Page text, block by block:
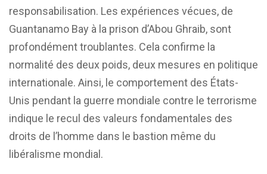
responsabilisation. Les expériences vécues, de
Guantanamo Bay à la prison d’Abou Ghraib, sont
profondément troublantes. Cela confirme la
normalité des deux poids, deux mesures en politique
internationale. Ainsi, le comportement des États-
Unis pendant la guerre mondiale contre le terrorisme
indique le recul des valeurs fondamentales des
droits de l’homme dans le bastion même du
libéralisme mondial.